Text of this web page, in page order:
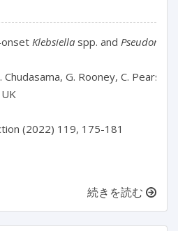
Klebsiella spp. and
G. Rooney, C.
(2022) 119, 175-181
続きを読む